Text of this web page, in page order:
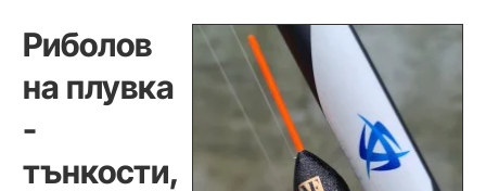
Риболов
на плувка
-
тънкости,